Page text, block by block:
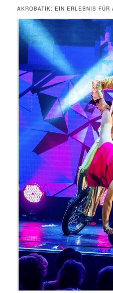
AKROBATIK: EIN ERLEBNIS FÜR